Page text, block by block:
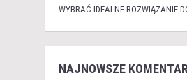
WYBRAĆ IDEALNE ROZWIĄZANIE
NAJNOWSZE